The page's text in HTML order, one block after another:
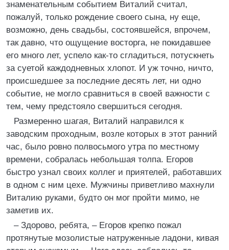
знаменательным событием Виталий считал,
пожалуй, только рождение своего сына, ну еще,
возможно, день свадьбы, состоявшейся, впрочем,
так давно, что ощущение восторга, не покидавшее
его много лет, успело как-то сгладиться, потускнеть
за суетой каждодневных хлопот. И уж точно, ничто,
происшедшее за последние десять лет, ни одно
событие, не могло сравниться в своей важности с
тем, чему предстояло свершиться сегодня.
Размеренно шагая, Виталий направился к
заводским проходным, возле которых в этот ранний
час, было ровно полвосьмого утра по местному
времени, собралась небольшая толпа. Егоров
быстро узнал своих коллег и приятелей, работавших
в одном с ним цехе. Мужчины приветливо махнули
Виталию руками, будто он мог пройти мимо, не
заметив их.
– Здорово, ребята, – Егоров крепко пожал
протянутые мозолистые натруженные ладони, кивая